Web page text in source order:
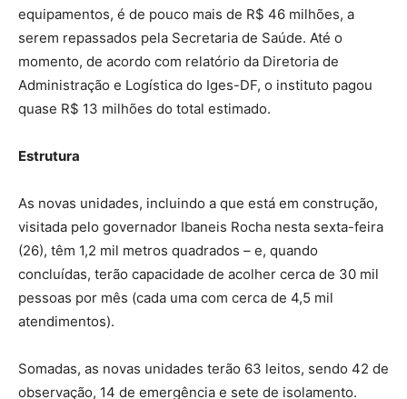
equipamentos, é de pouco mais de R$ 46 milhões, a
serem repassados pela Secretaria de Saúde. Até o
momento, de acordo com relatório da Diretoria de
Administração e Logística do Iges-DF, o instituto pagou
quase R$ 13 milhões do total estimado.
Estrutura
As novas unidades, incluindo a que está em construção,
visitada pelo governador Ibaneis Rocha nesta sexta-feira
(26), têm 1,2 mil metros quadrados – e, quando
concluídas, terão capacidade de acolher cerca de 30 mil
pessoas por mês (cada uma com cerca de 4,5 mil
atendimentos).
Somadas, as novas unidades terão 63 leitos, sendo 42 de
observação, 14 de emergência e sete de isolamento.